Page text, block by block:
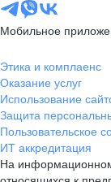
Мобильное
Этика и комплаенс
Оказание услуг
Использование
Защита
Пользовательское
ИТ аккредитация
На